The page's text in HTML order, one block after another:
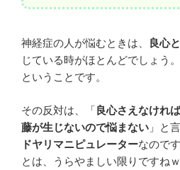
神経症の人が悩むときは、 良心
じている時がほとんどでしょう
ということです。
その反対は、「良心さえなけれ
藤が生じないので悩まない 」と
ドヤリマニピュレーターなので
とは、うらやましい限りですねｗ